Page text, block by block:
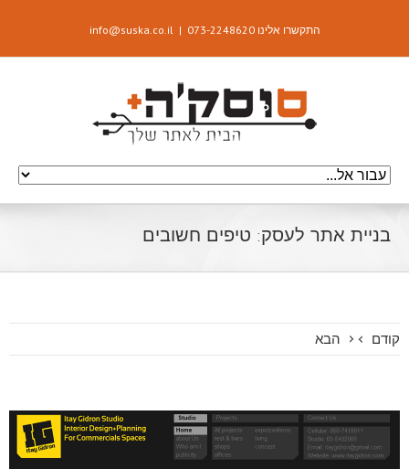
התקשרו אלינו 073-2248620 |
info@suska.co.il
בניית אתר לעסק: טיפים חשובים
קודם הבא